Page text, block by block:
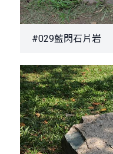
#029藍閃石片岩